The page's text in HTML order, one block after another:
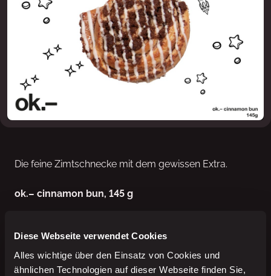
Diese Webseite verwendet Cookies
Alles wichtige über den Einsatz von Cookies und
ähnlichen Technologien auf dieser Webseite finden Sie,
Die feine Zimtschnecke mit dem gewissen Extra.
ok.– cinnamon bun, 145 g
Pudding mit Zimtgeschmack..
Verfügbarkeit: Unsere Zimtschnecke , ok.– cinnamon